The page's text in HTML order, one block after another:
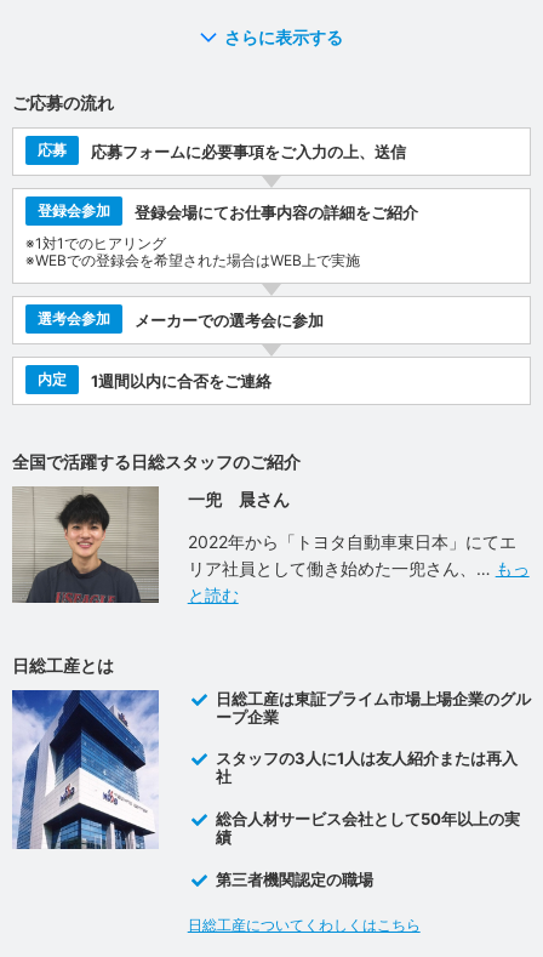
さらに表示する
ご応募の流れ
応募 応募フォームに必要事項をご入力の上、送信
登録会参加 登録会場にてお仕事内容の詳細をご紹介
※1対1でのヒアリング
※WEBでの登録会を希望された場合はWEB上で実施
選考会参加 メーカーでの選考会に参加
内定 1週間以内に合否をご連絡
全国で活躍する日総スタッフのご紹介
一兜 晨さん
2022年から「トヨタ自動車東日本」にてエ
リア社員として働き始めた一兜さん、
もっ
と読む
日総工産とは
日総工産は東証プライム市場上場企業のグル
ープ企業
スタッフの3人に1人は友人紹介または再入
社
総合人材サービス会社として50年以上の実
績
第三者機関認定の職場
日総工産についてくわしくはこちら